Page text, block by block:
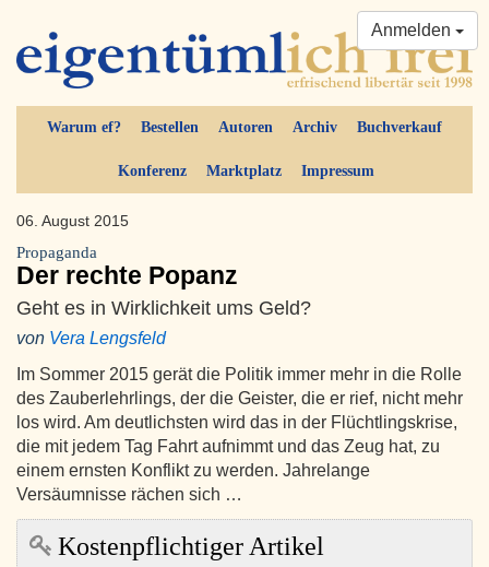
Warum ef? Bestellen Autoren Archiv Buchverkauf
Konferenz Marktplatz Impressum
Anmelden
06. August 2015
Propaganda
Der rechte Popanz
Geht es in Wirklichkeit ums Geld?
von Vera Lengsfeld
Im Sommer 2015 gerät die Politik immer mehr in die Rolle
des Zauberlehrlings, der die Geister, die er rief, nicht mehr
los wird. Am deutlichsten wird das in der Flüchtlingskrise,
die mit jedem Tag Fahrt aufnimmt und das Zeug hat, zu
einem ernsten Konflikt zu werden. Jahrelange
Versäumnisse rächen sich …
Kostenpflichtiger Artikel